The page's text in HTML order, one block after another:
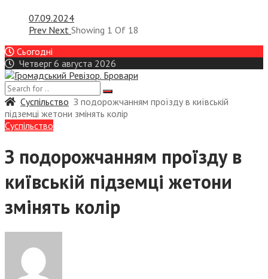
07.09.2024
Prev Next Showing 1 Of 18
Сьогодні
Четверг 6 августа 2026
Суспiльство З подорожчанням проїзду в київській
підземці жетони змінять колір
Суспiльство
З подорожчанням проїзду в
київській підземці жетони
змінять колір